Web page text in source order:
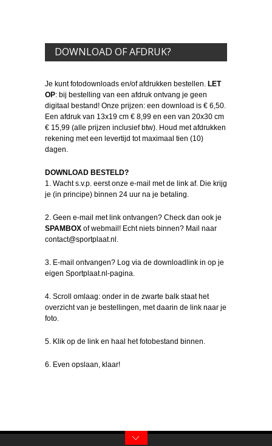
DOWNLOAD OF AFDRUK?
Je kunt fotodownloads en/of afdrukken bestellen. LET
OP: bij bestelling van een afdruk ontvang je geen
digitaal bestand! Onze prijzen: een download is € 6,50.
Een afdruk van 13x19 cm € 8,99 en een van 20x30 cm
€ 15,99 (alle prijzen inclusief btw). Houd met afdrukken
rekening met een levertijd tot maximaal tien (10)
dagen.
DOWNLOAD BESTELD?
1. Wacht s.v.p. eerst onze e-mail met de link af. Die krijg
je (in principe) binnen 24 uur na je betaling.
2. Geen e-mail met link ontvangen? Check dan ook je
SPAMBOX of webmail! Echt niets binnen? Mail naar
contact@sportplaat.nl.
3. E-mail ontvangen? Log via de downloadlink in op je
eigen Sportplaat.nl-pagina.
4. Scroll omlaag: onder in de zwarte balk staat het
overzicht van je bestellingen, met daarin de link naar je
foto.
5. Klik op de link en haal het fotobestand binnen.
6. Even opslaan, klaar!